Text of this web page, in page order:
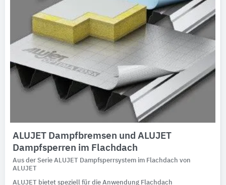
ALUJET Dampfbremsen und ALUJET
Dampfsperren im Flachdach
Aus der Serie ALUJET Dampfsperrsystem im Flachdach von
ALUJET
ALUJET bietet speziell für die Anwendung Flachdach